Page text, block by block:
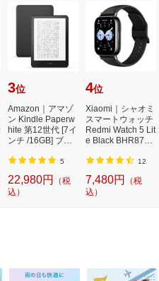
3位
Amazon｜アマゾ
ン Kindle Paperw
hite 第12世代 [7イ
ンチ /16GB] ブラ
Y ...
5
22,980円
（税
込）
4位
Xiaomi｜シャオミ
スマートウォッチ
Redmi Watch 5 Lit
e Black BHR8789
12
7,480円
（税
込）